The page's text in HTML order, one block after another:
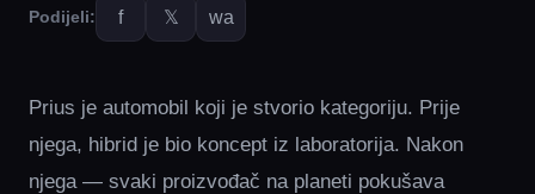
Podijeli: f 𝕏 wa
Prius je automobil koji je stvorio kategoriju. Prije
njega, hibrid je bio koncept iz laboratorija. Nakon
njega — svaki proizvođač na planeti pokušava